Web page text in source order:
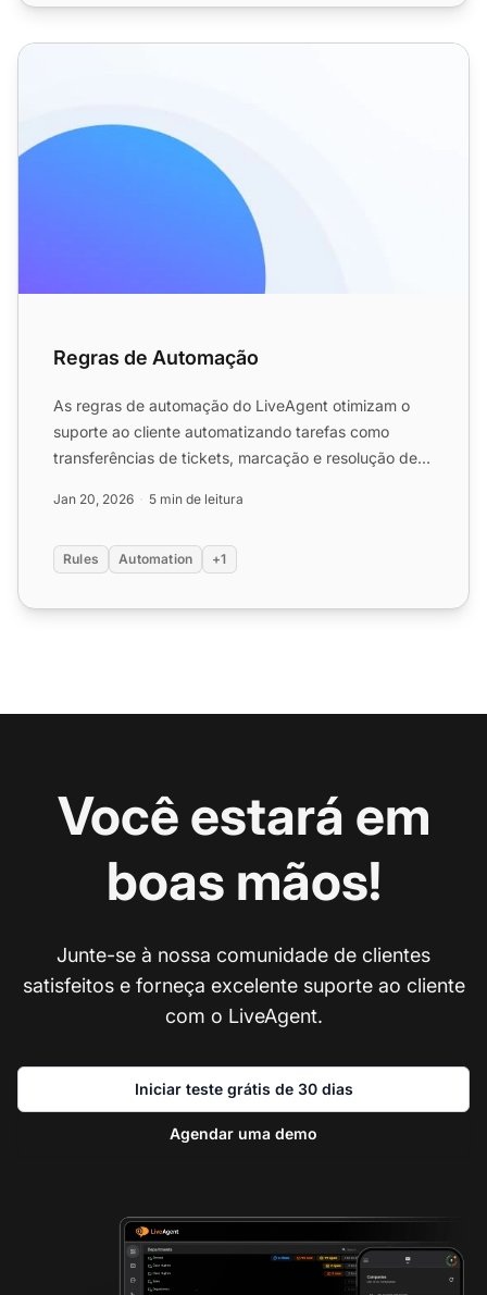
Regras de Automação
Regras de Automação
As regras de automação do LiveAgent otimizam o
suporte ao cliente automatizando tarefas como
transferências de tickets, marcação e resolução de
Jan 20, 2026 5 min de leitura
Rules Automation +1
Você estará em
boas mãos!
Junte-se à nossa comunidade de clientes
satisfeitos e forneça excelente suporte ao cliente
com o LiveAgent.
Iniciar teste grátis de 30 dias
Agendar uma demo